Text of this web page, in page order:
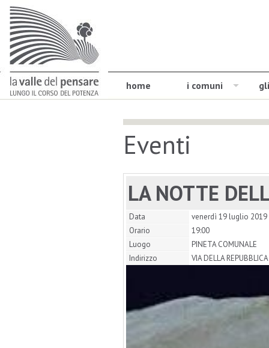
home i comuni
Eventi
LA NOTTE
Data
venerdì 19 luglio 2019
Orario
19:00
Luogo
PINETA COMUNALE
Indirizzo
VIA DELLA